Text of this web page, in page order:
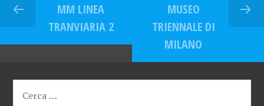
MM LINEA
TRANVIARIA 2
MUSEO
TRIENNALE DI
MILANO